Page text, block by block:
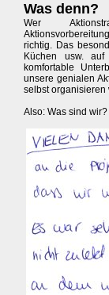
Was denn?
Wer
richtig. Das
Küchen usw.
komfortable
unsere genialen
selbst organisieren
Also: Was sind wir?